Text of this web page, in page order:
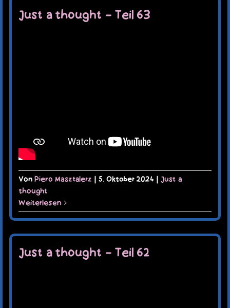
Just a thought – Teil 63
Von Piero Masztalerz | 5. Oktober 2024 | Just a
thought
Weiterlesen
Just a thought – Teil 62